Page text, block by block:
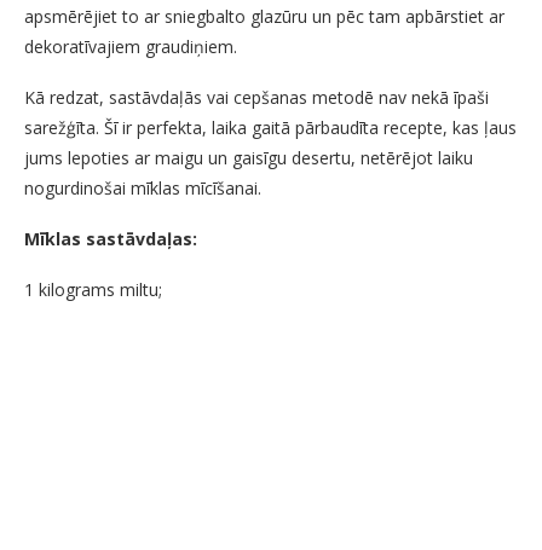
apsmērējiet to ar sniegbalto glazūru un pēc tam apbārstiet ar
dekoratīvajiem graudiņiem.
Kā redzat, sastāvdaļās vai cepšanas metodē nav nekā īpaši
sarežģīta. Šī ir perfekta, laika gaitā pārbaudīta recepte, kas ļaus
jums lepoties ar maigu un gaisīgu desertu, netērējot laiku
nogurdinošai mīklas mīcīšanai.
Mīklas sastāvdaļas:
1 kilograms miltu;